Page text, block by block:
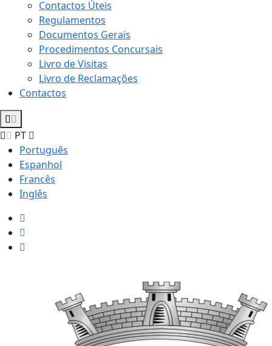
Contactos Úteis
Regulamentos
Documentos Gerais
Procedimentos Concursais
Livro de Visitas
Livro de Reclamações
Contactos
PT
Português
Espanhol
Francês
Inglês